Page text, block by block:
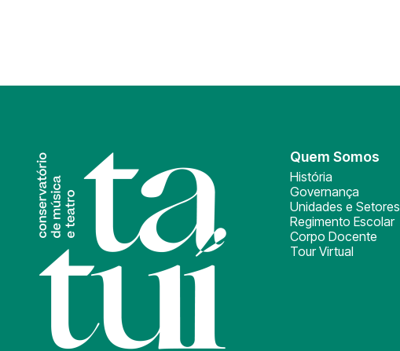
Quem Somos
História
Governança
Unidades e Setores
Regimento Escolar
Corpo Docente
Tour Virtual